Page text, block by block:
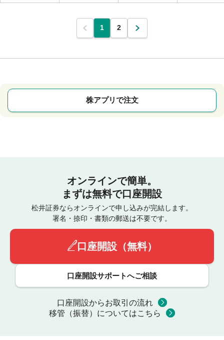
1 2
株アプリで注文
オンラインで簡単。
まずは無料で口座開設
松井証券ならオンラインで申し込みが完結します。
署名・捺印・書類の郵送は不要です。
口座開設（無料）
口座開設サポートへご相談
口座開設からお取引の流れ
移管（振替）についてはこちら